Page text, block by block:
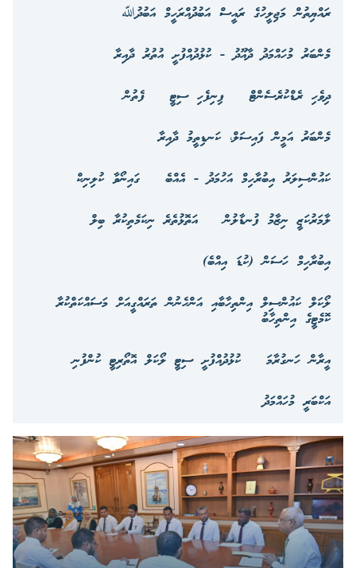
ރައްޔިތުން މަޖިލީހުގެ ރައީސް އަބުދުއްރަހީމް އަބުދުﷲ
މެންބަރު މުހައްމަދު ދާއޫދު - ކުޅުދުއްފުށީ އުތުރު ދާއިރާ
ދިވެހި ރެޑްކުރެސެންޓް
ފިނިފެހި ސިޓީ
ފެތުން
މެންބަރު އަމީން ފައިސަލް، ކަނޑިތީމު ދާއިރާ
ކައުންސިލަރު އިބުރާހިމް އަހުމަދު - އެއްބެ
ގައިނޯވާ ކުލިނިކް
ލާމަރުކަޒީ ނިޒާމު ފުނޑާލުން
އަތޮޅުތެރެ ނިކަމެތިކުރާ ބިލް
އިބުރާހިމް ހަސަން (ކުޑަ އިއްބެ)
ލޯކަލް ކައުންސިލް އިންތިހާބާއި އަންހެނުން ތަރައްގީއަށް މަސައްކަތްކުރާ
ކޮމެޓީގެ އިންތިހާބު
އީރާން ހަނގުރާމަ
ކުޅުދުއްފުށީ ސިޓީ ލޯކަލް އޮތޯރިޓީ ކުންފުނި
އަކްބަރީ މުހައްމަދު